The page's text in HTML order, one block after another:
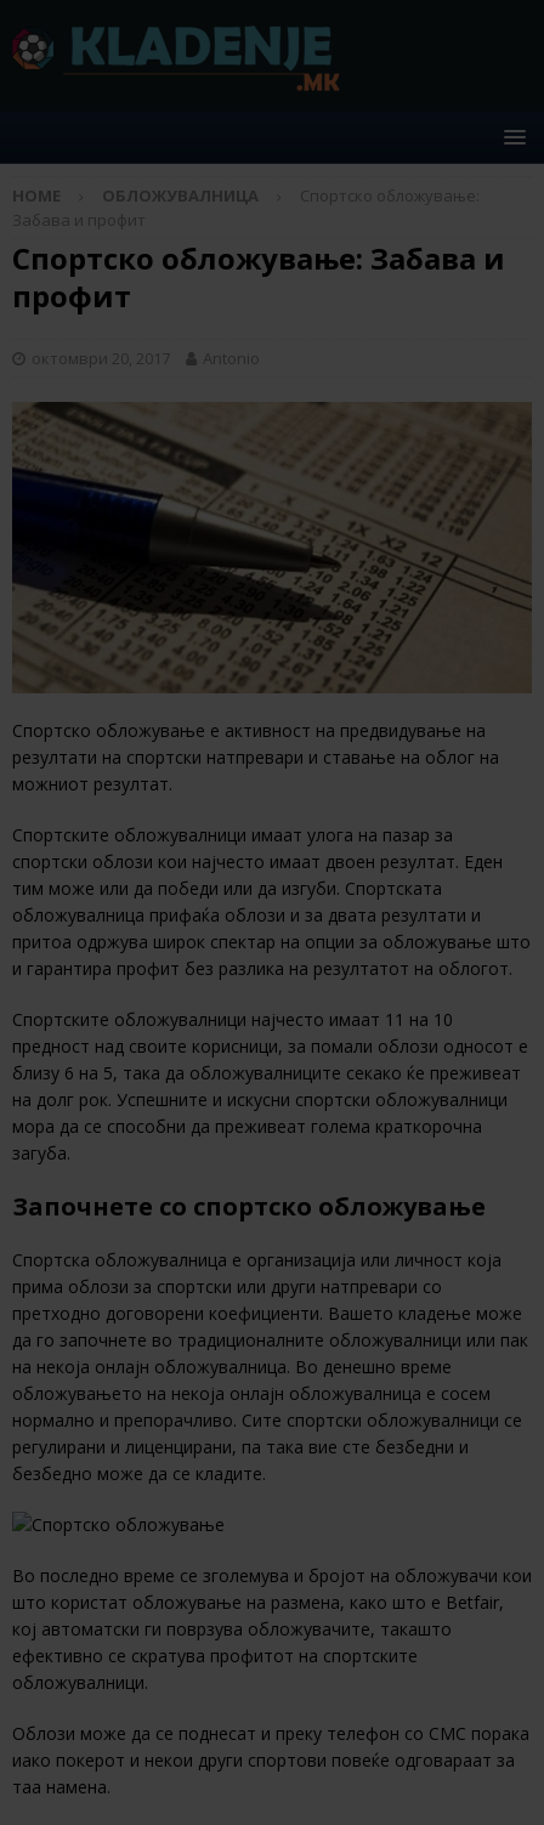
HOME ОБЛОЖУВАЛНИЦА
Спортско обложување:
Забава и профит
Спортско обложување: Забава и
профит
октомври 20, 2017 Antonio
Спортско обложување е активност на предвидување на
резултати на спортски натпревари и ставање на облог на
можниот резултат.
Спортските обложувалници имаат улога на пазар за
спортски облози кои најчесто имаат двоен резултат. Еден
тим може или да победи или да изгуби. Спортската
обложувалница прифаќа облози и за двата резултати и
притоа одржува широк спектар на опции за обложување што
и гарантира профит без разлика на резултатот на облогот.
Спортските обложувалници најчесто имаат 11 на 10
предност над своите корисници, за помали облози односот е
близу 6 на 5, така да обложувалниците секако ќе преживеат
на долг рок. Успешните и искусни спортски обложувалници
мора да се способни да преживеат голема краткорочна
загуба.
Започнете со спортско обложување
Спортска обложувалница е организација или личност која
прима облози за спортски или други натпревари со
претходно договорени коефициенти. Вашето кладење може
да го започнете во традиционалните обложувалници или пак
на некоја онлајн обложувалница. Во денешно време
обложувањето на некоја онлајн обложувалница е сосем
нормално и препорачливо. Сите спортски обложувалници се
регулирани и лиценцирани, па така вие сте безбедни и
безбедно може да се кладите.
Во последно време се зголемува и бројот на обложувачи кои
што користат обложување на размена, како што е Betfair,
кој автоматски ги поврзува обложувачите, такашто
ефективно се скратува профитот на спортските
обложувалници.
Облози може да се поднесат и преку телефон со СМС порака
иако покерот и некои други спортови повеќе одговараат за
таа намена.